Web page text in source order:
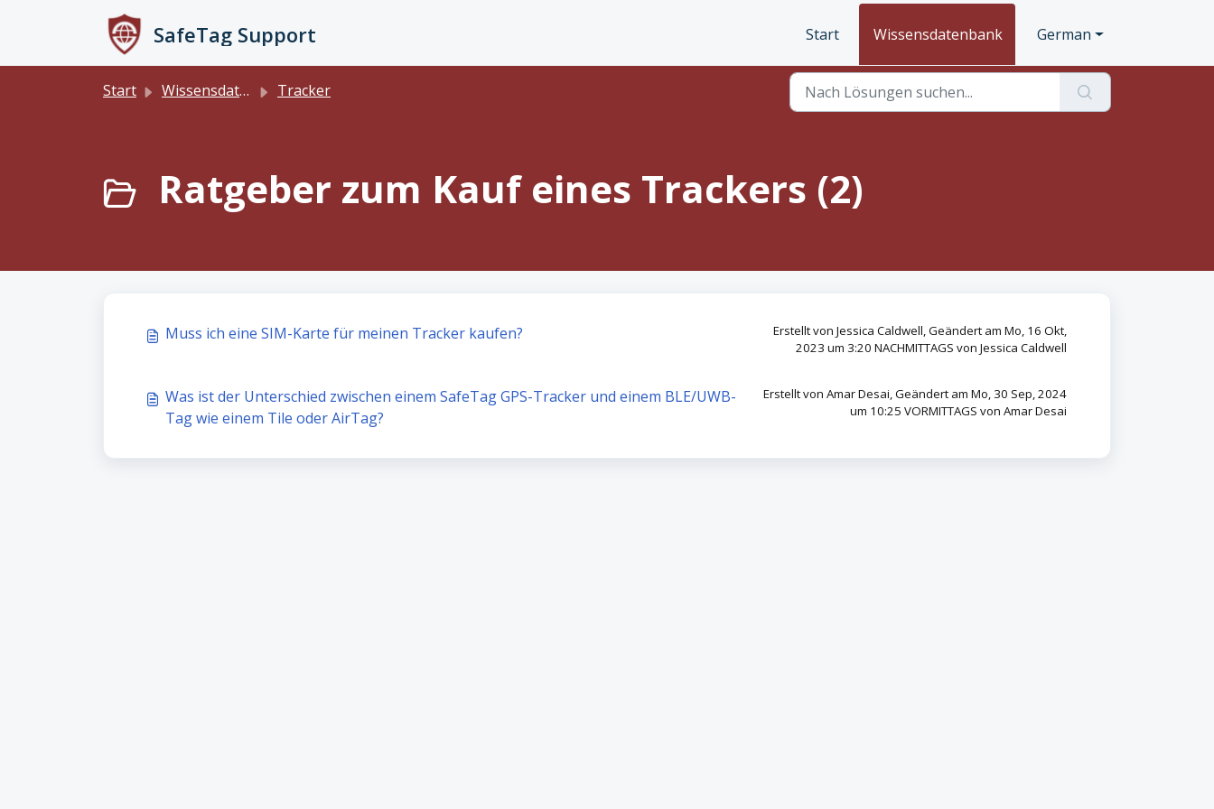
SafeTag Support Start Wissensdatenbank German
Start Wissensdatenbank Tracker
Ratgeber zum Kauf eines Trackers (2)
Muss ich eine SIM-Karte für meinen Tracker kaufen?
Erstellt von Jessica Caldwell, Geändert am Mo, 16 Okt,
2023 um 3:20 NACHMITTAGS von Jessica Caldwell
Was ist der Unterschied zwischen einem SafeTag GPS-Tracker und einem BLE/UWB-
Tag wie einem Tile oder AirTag?
Erstellt von Amar Desai, Geändert am Mo, 30 Sep, 2024
um 10:25 VORMITTAGS von Amar Desai